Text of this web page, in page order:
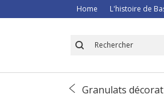
Home L'histoire de
déneigement Granulats